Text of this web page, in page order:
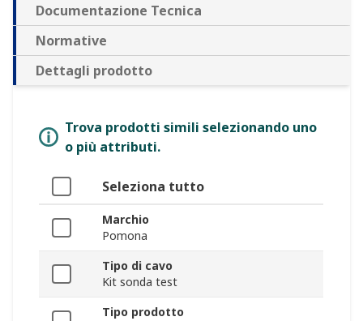
Documentazione Tecnica
Normative
Dettagli prodotto
Trova prodotti simili selezionando uno
o più attributi.
Seleziona tutto
Marchio
Pomona
Tipo di cavo
Kit sonda test
Tipo prodotto